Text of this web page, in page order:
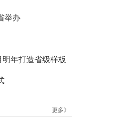
举办
年打造省级样板
更多》